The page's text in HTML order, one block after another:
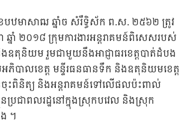
ែបឋមាសាឍ ឆ្នាំច សំរឹទ្ធិស័ក ព.ស. ២៥៦២ ត្រូវ
ឆ្នាំ ២០១៨ ក្រុមការងារអន្តរាគមន៍ពិសេសរបស់
តុនិយម រួមជាមួយនឹងអាជ្ញាធរខេត្តបាត់ដំបង
បាលខេត្ត មន្ទីរធនធានទឹក និងឧតុនិយមខេត្ត
ចុះពិនិត្យ និងអន្តរាគមន៍ទៅលើផលប៉ះពាល់
រជាពលរដ្ឋនៅក្នុងស្រុកបវេល និងស្រុក
។